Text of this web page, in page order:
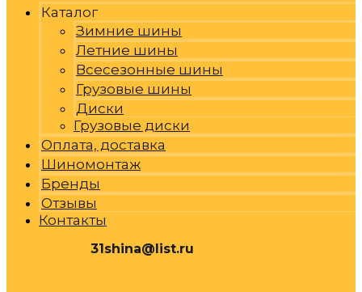
Каталог
Зимние шины
Летние шины
Всесезонные шины
Грузовые шины
Диски
Грузовые диски
Оплата, доставка
Шиномонтаж
Бренды
Отзывы
Контакты
31shina@list.ru